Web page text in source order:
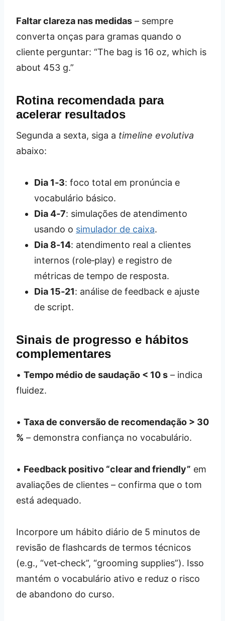
Faltar clareza nas medidas – sempre
converta onças para gramas quando o
cliente perguntar: “The bag is 16 oz, which is
about 453 g.”
Rotina recomendada para
acelerar resultados
Segunda a sexta, siga a timeline evolutiva
abaixo:
Dia 1‑3: foco total em pronúncia e
vocabulário básico.
Dia 4‑7: simulações de atendimento
usando o simulador de caixa.
Dia 8‑14: atendimento real a clientes
internos (role‑play) e registro de
métricas de tempo de resposta.
Dia 15‑21: análise de feedback e ajuste
de script.
Sinais de progresso e hábitos
complementares
• Tempo médio de saudação < 10 s – indica
fluidez.
• Taxa de conversão de recomendação > 30
% – demonstra confiança no vocabulário.
• Feedback positivo “clear and friendly” em
avaliações de clientes – confirma que o tom
está adequado.
Incorpore um hábito diário de 5 minutos de
revisão de flashcards de termos técnicos
(e.g., “vet‑check”, “grooming supplies”). Isso
mantém o vocabulário ativo e reduz o risco
de abandono do curso.